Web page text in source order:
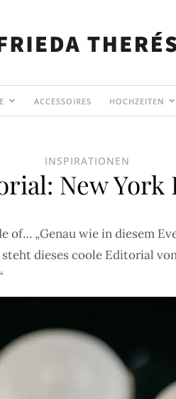
ACCESSOIRES HOCHZEITEN
INSPIRATIONEN
New York
of… „Genau wie in diesem
dieses coole Editorial